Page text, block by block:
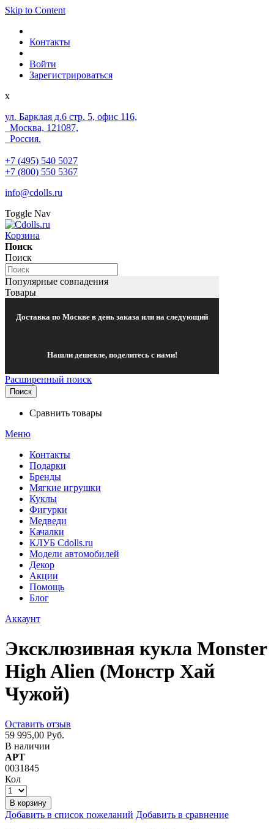
Skip to Content
Контакты
Войти
Зарегистрироваться
x
ул. Барклая д.6 стр. 5, офис 116,
Москва, 121087,
Россия.
+7 (495) 540 5027
+7 (800) 550 5367
info@cdolls.ru
Toggle Nav
Корзина
Поиск
Поиск
Популярные совпадения
Товары
Доставка по Москве в день заказа или на следующий
Нашли дешевле, поделитесь с нами!
Расширенный поиск
Поиск
Сравнить товары
Меню
Контакты
Подарки
Бренды
Мягкие игрушки
Куклы
Фигурки
Медведи
Качалки
КЛУБ Cdolls.ru
Модели автомобилей
Декор
Акции
Помощь
Блог
Аккаунт
Эксклюзивная кукла Monster
High Alien (Монстр Хай
Чужой)
Оставить отзыв
59 995,00 Руб.
В наличии
АРТ
0031845
Кол
В корзину
Добавить в список пожеланий Добавить в сравнение